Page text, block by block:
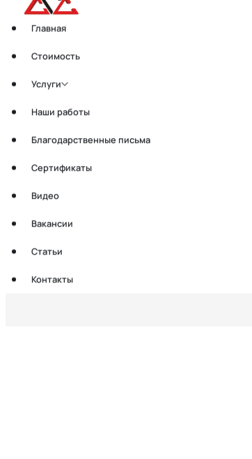
Главная
Стоимость
Услуги
Наши работы
Благодарственные письма
Сертификаты
Видео
Вакансии
Статьи
Контакты